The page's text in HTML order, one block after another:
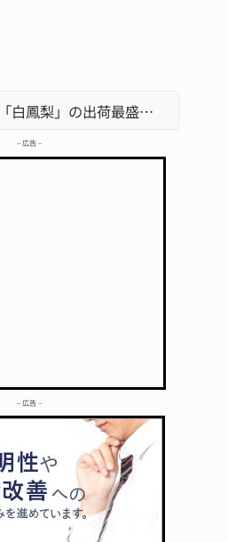
特産「白鳳梨」の出荷最盛期 直売所にぎわう 伊賀
– 広告 –
– 広告 –